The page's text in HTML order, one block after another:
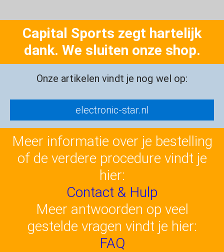
Capital Sports zegt hartelijk
dank. We sluiten onze shop.
Onze artikelen vindt je nog wel op:
electronic-star.nl
Meer informatie over je bestelling
of de verdere procedure vindt je
hier:
Contact & Hulp
Meer antwoorden op veel
gestelde vragen vindt je hier:
FAQ